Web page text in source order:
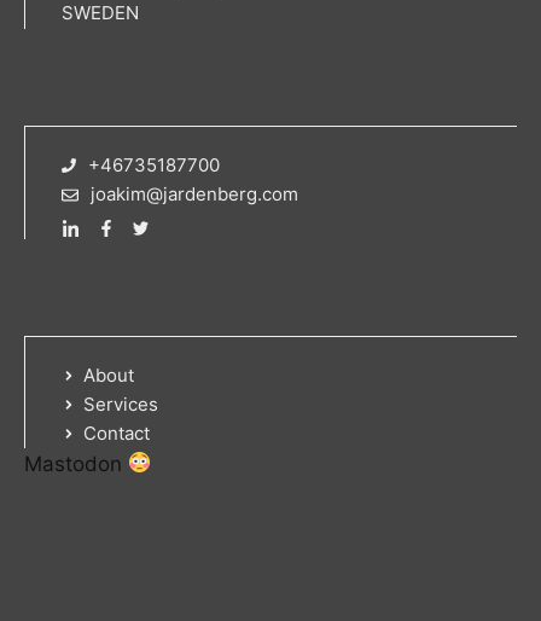
SWEDEN
+46735187700
joakim@jardenberg.com
About
Services
Contact
Mastodon